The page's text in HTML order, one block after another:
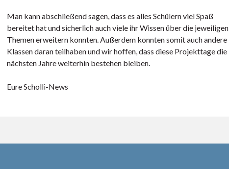
Man kann abschließend sagen, dass es alles Schülern viel Spaß
bereitet hat und sicherlich auch viele ihr Wissen über die jeweiligen
Themen erweitern konnten. Außerdem konnten somit auch andere
Klassen daran teilhaben und wir hoffen, dass diese Projekttage die
nächsten Jahre weiterhin bestehen bleiben.
Eure Scholli-News